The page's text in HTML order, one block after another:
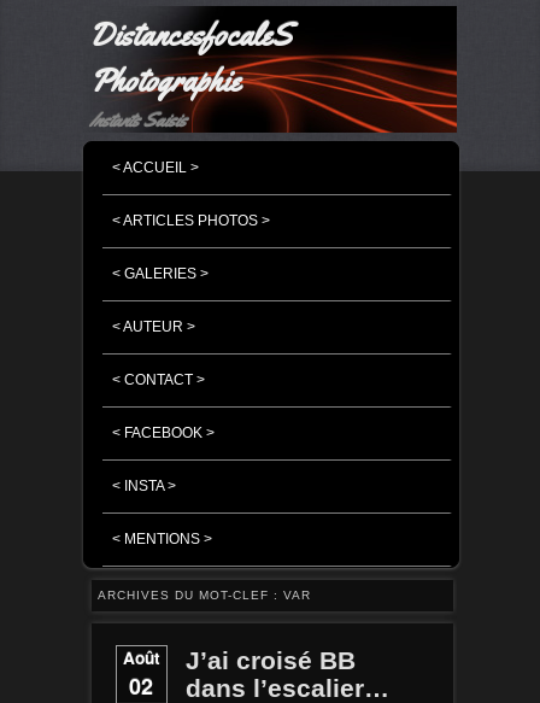
DistancesfocaleS
Photographie
Instants Saisis
MASQUER LA NAVIGATION PRINCIPALE
MASQUER LA NAVIGATION SECONDAIRE
< ACCUEIL >
< ARTICLES PHOTOS >
< GALERIES >
< AUTEUR >
< CONTACT >
< FACEBOOK >
< INSTA >
< MENTIONS >
ARCHIVES DU MOT-CLEF : VAR
Août
02
J’ai croisé BB
dans l’escalier…